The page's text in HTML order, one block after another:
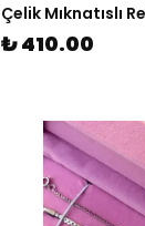
Çelik Mıknatıslı
₺ 410.00